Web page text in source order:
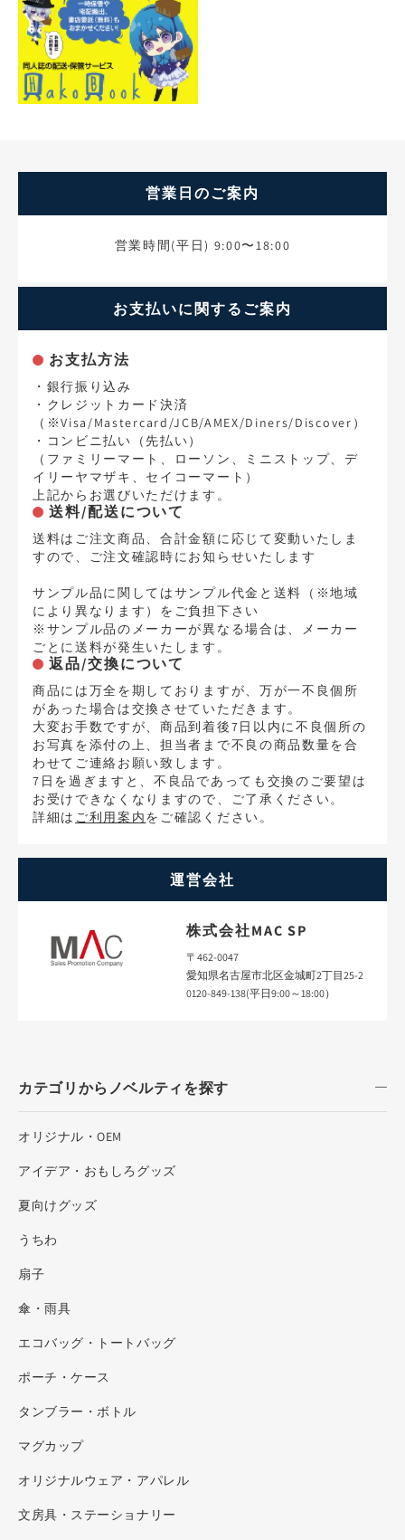
営業日のご案内
営業時間(平日) 9:00〜18:00
お支払いに関するご案内
お支払方法
・銀行振り込み
・クレジットカード決済
（※Visa/Mastercard/JCB/AMEX/Diners/Discover）
・コンビニ払い（先払い）
（ファミリーマート、ローソン、ミニストップ、デ
イリーヤマザキ、セイコーマート）
上記からお選びいただけます。
送料/配送について
送料はご注文商品、合計金額に応じて変動いたしま
すので、ご注文確認時にお知らせいたします
サンプル品に関してはサンプル代金と送料（※地域
により異なります）をご負担下さい
※サンプル品のメーカーが異なる場合は、メーカー
ごとに送料が発生いたします。
返品/交換について
商品には万全を期しておりますが、万が一不良個所
があった場合は交換させていただきます。
大変お手数ですが、商品到着後7日以内に不良個所の
お写真を添付の上、担当者まで不良の商品数量を合
わせてご連絡お願い致します。
7日を過ぎますと、不良品であっても交換のご要望は
お受けできなくなりますので、ご了承ください。
詳細は ご利用案内をご確認ください。
運営会社
株式会社MAC SP
〒462-0047
愛知県名古屋市北区金城町2丁目25-2
0120-849-138(平日9:00～18:00）
カテゴリからノベルティを探す
オリジナル・OEM
アイデア・おもしろグッズ
夏向けグッズ
うちわ
扇子
傘・雨具
エコバッグ・トートバッグ
ポーチ・ケース
タンブラー・ボトル
マグカップ
オリジナルウェア・アパレル
文房具・ステーショナリー